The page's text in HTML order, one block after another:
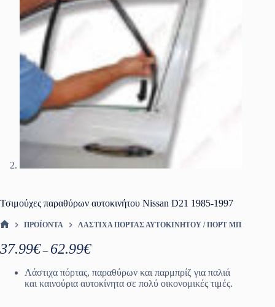
Τσιμούχες παραθύρων αυτοκινήτου Nissan D21 1985-1997
ΠΡΟΪΌΝΤΑ ΛΆΣΤΙΧΑ ΠΌΡΤΑΣ ΑΥΤΟΚΙΝΉΤΟΥ / ΠΟΡΤ ΜΠΑΓΚΑΖ
37.99€ – 62.99€Price
37.99€
through
62.99€
Λάστιχα πόρτας, παραθύρων και παρμπρίζ για παλιά
και καινούρια αυτοκίνητα σε πολύ οικονομικές τιμές.